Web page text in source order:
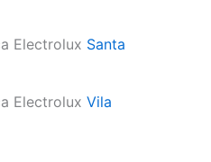
Electrolux Santa
Electrolux Vila